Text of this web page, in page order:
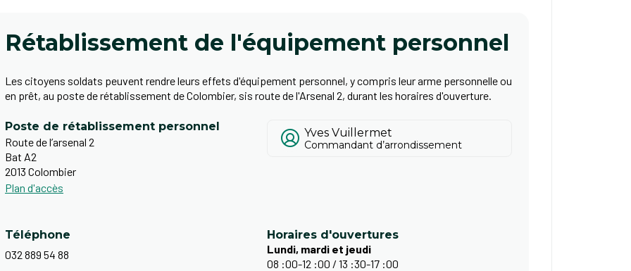
Rétablissement de l'équipement personnel
Les citoyens soldats peuvent rendre leurs effets d'équipement personnel, y compris leur arme personnelle ou
en prêt, au poste de rétablissement de Colombier, sis route de l'Arsenal 2, durant les horaires d'ouverture.
Poste de rétablissement personnel
Route de l’arsenal 2
Bat A2
2013 Colombier
Plan d'accès
Yves Vuillermet
Commandant d’arrondissement
Téléphone
032 889 54 88
Horaires d'ouvertures
Lundi, mardi et jeudi
08 :00-12 :00 / 13 :30-17 :00